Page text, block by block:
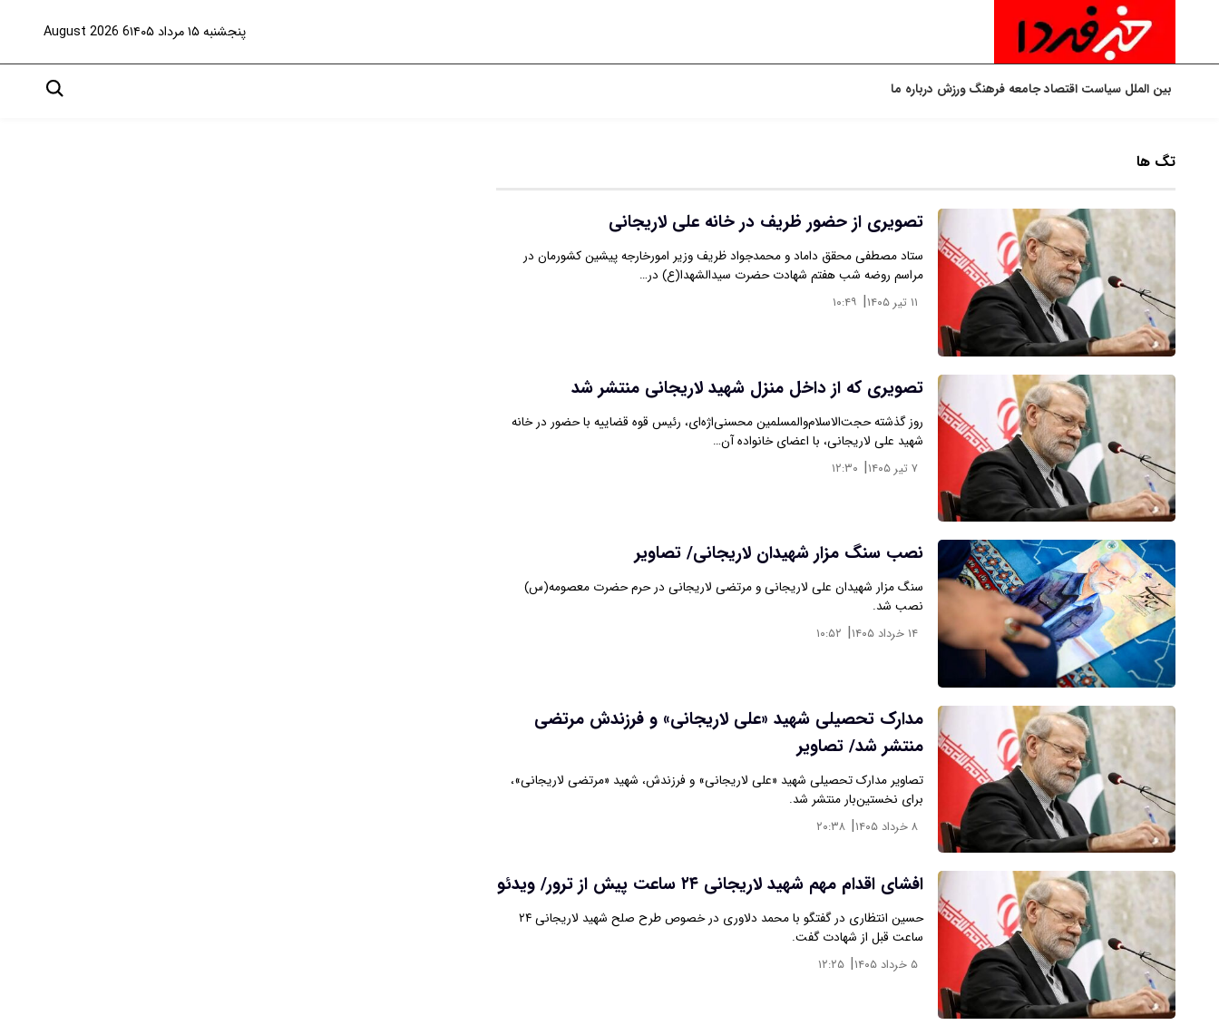
پنجشنبه ۱۵ مرداد ۱۴۰۵ 6 August 2026
بین الملل سیاست اقتصادجامعه فرهنگورزش درباره ما
تگ ها
تصویری از حضور ظریف در خانه علی لاریجانی
ستاد مصطفی محقق داماد ‌و محمدجواد ظریف وزیر امورخارجه پیشین کشورمان در
مراسم روضه شب هفتم شهادت حضرت سیدالشهدا(ع) در…
۱۱ تیر ۱۴۰۵ | ۱۰:۴۹
تصویری که از داخل منزل شهید لاریجانی منتشر شد
روز گذشته حجت‌الاسلام‌والمسلمین محسنی‌اژه‌ای، رئیس قوه قضاییه با حضور در خانه
شهید علی لاریجانی، با اعضای خانواده آن…
۷ تیر ۱۴۰۵ | ۱۲:۳۰
نصب سنگ مزار شهیدان لاریجانی/ تصاویر
سنگ مزار شهیدان علی لاریجانی و مرتضی لاریجانی در حرم حضرت معصومه(س)
نصب شد.
۱۴ خرداد ۱۴۰۵ | ۱۰:۵۲
مدارک تحصیلی شهید «علی لاریجانی» و فرزندش مرتضی
منتشر شد/ تصاویر
تصاویر مدارک تحصیلی شهید «علی لاریجانی» و فرزندش، شهید «مرتضی لاریجانی»،
برای نخستین‌بار منتشر شد.
۸ خرداد ۱۴۰۵ | ۲۰:۳۸
افشای اقدام مهم شهید لاریجانی ۲۴ ساعت پیش از ترور/ ویدئو
حسین انتظاری در گفتگو با محمد دلاوری در خصوص طرح صلح شهید لاریجانی ۲۴
ساعت قبل از شهادت گفت.
۵ خرداد ۱۴۰۵ | ۱۲:۲۵